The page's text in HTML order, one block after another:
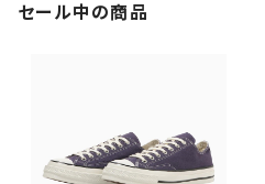
セール中の商品